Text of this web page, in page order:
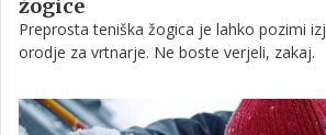
žogice
Preprosta teniška žogica je lahko pozimi
orodje za vrtnarje. Ne boste verjeli, zakaj.